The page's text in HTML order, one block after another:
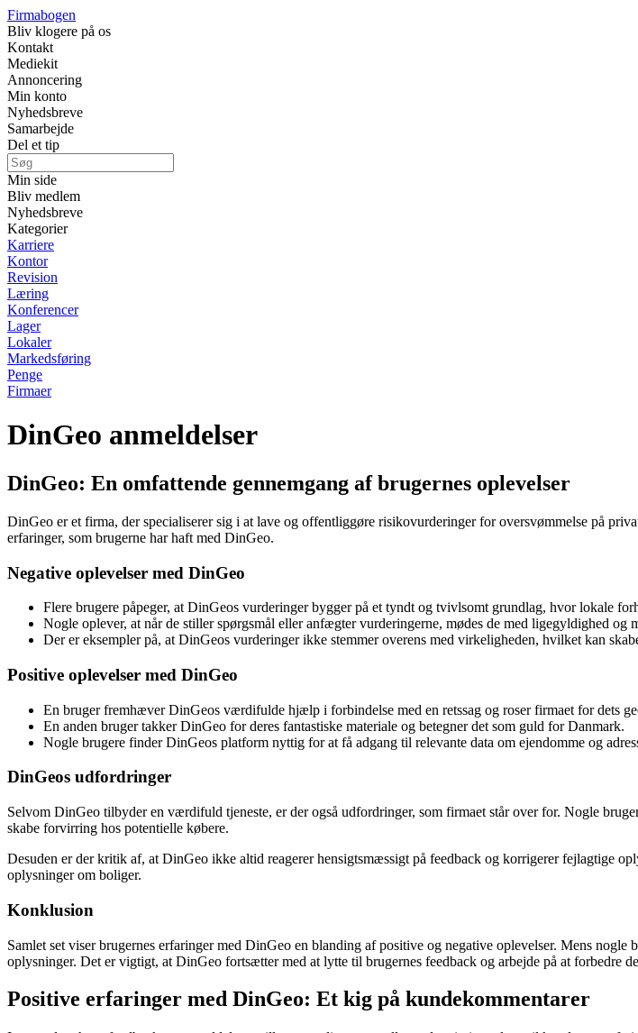
Firmabogen
Bliv klogere på os
Kontakt
Mediekit
Annoncering
Min konto
Nyhedsbreve
Samarbejde
Del et tip
Min side
Bliv medlem
Nyhedsbreve
Kategorier
Karriere
Kontor
Revision
Læring
Konferencer
Lager
Lokaler
Markedsføring
Penge
Firmaer
DinGeo anmeldelser
DinGeo: En omfattende gennemgang af brugernes oplevelser
DinGeo er et firma, der specialiserer sig i at lave og offentliggøre risikovurderinger for oversvømmelse på
erfaringer, som brugerne har haft med DinGeo.
Negative oplevelser med DinGeo
Flere brugere påpeger, at DinGeos vurderinger bygger på et tyndt og tvivlsomt grundlag, hvor lokale
Nogle oplever, at når de stiller spørgsmål eller anfægter vurderingerne, mødes de med ligegyldighed og
Der er eksempler på, at DinGeos vurderinger ikke stemmer overens med virkeligheden, hvilket kan
Positive oplevelser med DinGeo
En bruger fremhæver DinGeos værdifulde hjælp i forbindelse med en retssag og roser firmaet for dets
En anden bruger takker DinGeo for deres fantastiske materiale og betegner det som guld for Danmark.
Nogle brugere finder DinGeos platform nyttig for at få adgang til relevante data om ejendomme og
DinGeos udfordringer
Selvom DinGeo tilbyder en værdifuld tjeneste, er der også udfordringer, som firmaet står over for. Nogle
skabe forvirring hos potentielle købere.
Desuden er der kritik af, at DinGeo ikke altid reagerer hensigtsmæssigt på feedback og korrigerer fejlagtige
oplysninger om boliger.
Konklusion
Samlet set viser brugernes erfaringer med DinGeo en blanding af positive og negative oplevelser. Mens
oplysninger. Det er vigtigt, at DinGeo fortsætter med at lytte til brugernes feedback og arbejde på at forbedre
Positive erfaringer med DinGeo: Et kig på kundekommentarer